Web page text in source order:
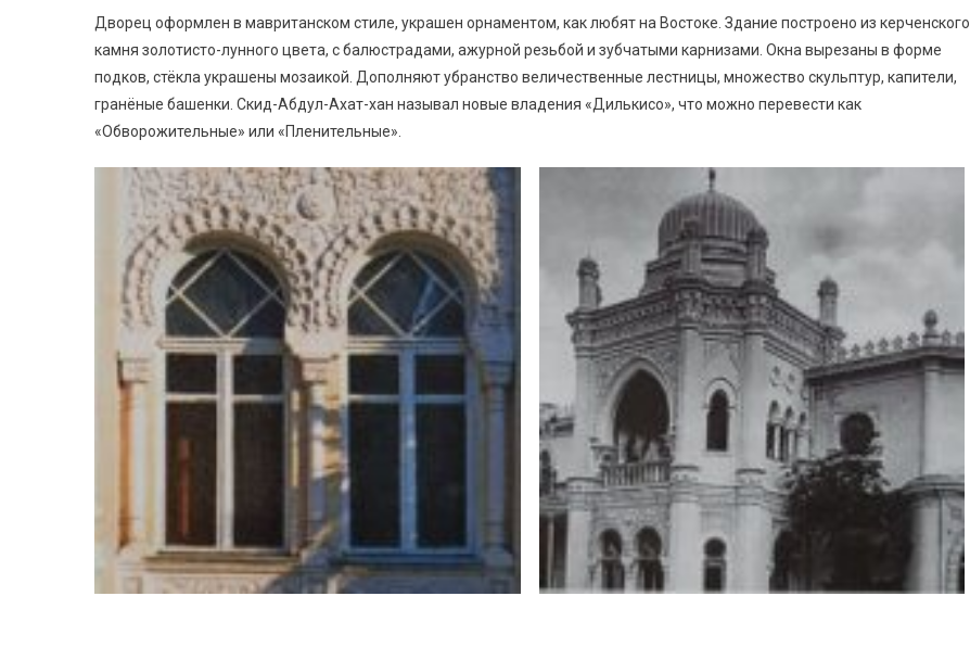
Дворец оформлен в мавританском стиле, украшен орнаментом, как любят на Востоке. Здание построено из керченского
камня золотисто-лунного цвета, с балюстрадами, ажурной резьбой и зубчатыми карнизами. Окна вырезаны в форме
подков, стёкла украшены мозаикой. Дополняют убранство величественные лестницы, множество скульптур, капители,
гранёные башенки. Скид-Абдул-Ахат-хан называл новые владения «Дилькисо», что можно перевести как
«Обворожительные» или «Пленительные».